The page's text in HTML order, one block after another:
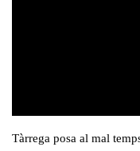
Tàrrega posa al mal